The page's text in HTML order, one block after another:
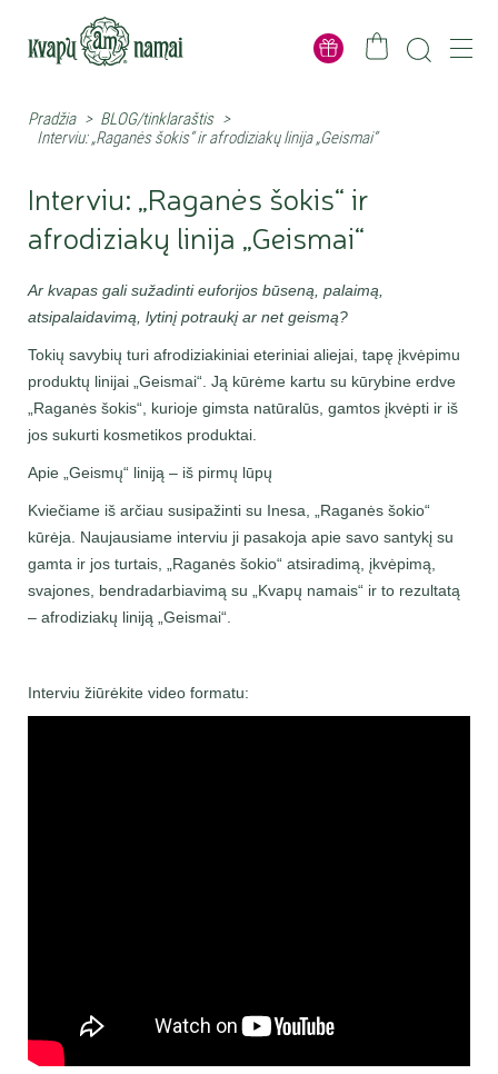
Pradžia > BLOG/tinklaraštis >
Interviu: „Raganės šokis“ ir afrodiziakų linija „Geismai“
Interviu: „Raganės šokis“ ir
afrodiziakų linija „Geismai“
Ar kvapas gali sužadinti euforijos būseną, palaimą,
atsipalaidavimą, lytinį potraukį ar net geismą?
Tokių savybių turi afrodiziakiniai eteriniai aliejai, tapę įkvėpimu
produktų linijai „Geismai“. Ją kūrėme kartu su kūrybine erdve
„Raganės šokis“, kurioje gimsta natūralūs, gamtos įkvėpti ir iš
jos sukurti kosmetikos produktai.
Apie „Geismų“ liniją – iš pirmų lūpų
Kviečiame iš arčiau susipažinti su Inesa, „Raganės šokio“
kūrėja. Naujausiame interviu ji pasakoja apie savo santykį su
gamta ir jos turtais, „Raganės šokio“ atsiradimą, įkvėpimą,
svajones, bendradarbiavimą su „Kvapų namais“ ir to rezultatą
– afrodiziakų liniją „Geismai“.
Interviu žiūrėkite video formatu: